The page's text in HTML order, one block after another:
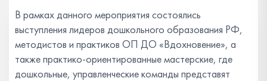
В рамках данного мероприятия состоялись
выступления лидеров дошкольного образования РФ,
методистов и практиков ОП ДО «Вдохновение», а
также практико-ориентированные мастерские, где
дошкольные, управленческие команды представят